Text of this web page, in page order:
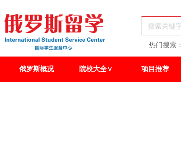
热门搜索：
俄罗斯概况 院校大全∨ 项目推荐